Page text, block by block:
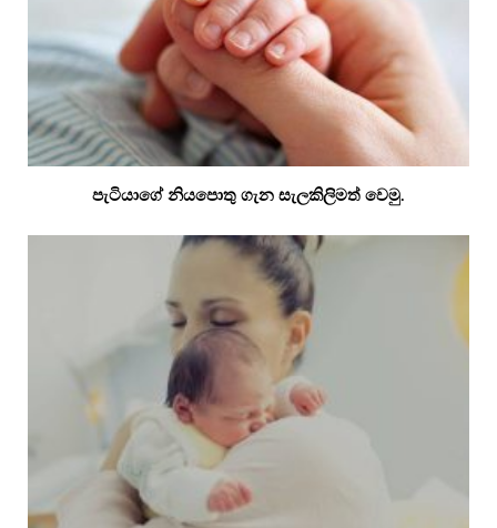
පැටියාගේ නියපොතු ගැන සැලකිලිමත් වෙමු.